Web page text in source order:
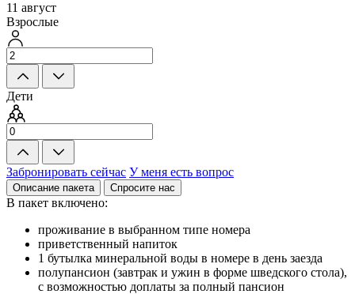
11 август
Взрослые
Дети
Забронировать сейчас У меня есть вопрос
Описание пакета Спросите нас
В пакет включено:
проживание в выбранном типе номера
приветственный напиток
1 бутылка минеральной воды в номере в день заезда
полупансион (завтрак и ужин в форме шведского стола),
с возможностью доплаты за полный пансион